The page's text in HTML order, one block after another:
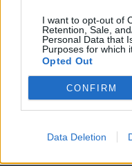
I want to opt-out of
Retention, Sale,
Personal Data that
Purposes for which
Opted Out
CONFIRM
Data Deletion
Baka András
köztársasági